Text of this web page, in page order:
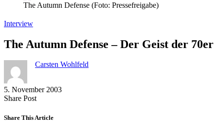
The Autumn Defense (Foto: Pressefreigabe)
Interview
The Autumn Defense – Der Geist der 70er
Carsten Wohlfeld
5. November 2003
Share PostShare
Facebook
Copy
to
Send
via
Share This Article